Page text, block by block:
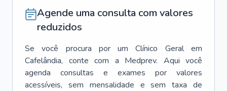
Agende uma consulta com valores
reduzidos
Se você procura por um Clínico Geral
em
Cafelândia, conte com a Medprev. Aqui você
agenda consultas e exames por valores
acessíveis, sem mensalidade e sem taxa de